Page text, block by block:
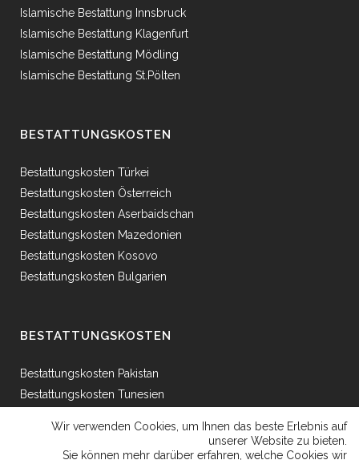
Islamische Bestattung Innsbruck
Islamische Bestattung Klagenfurt
Islamische Bestattung Mödling
Islamische Bestattung St.Pölten
BESTATTUNGSKOSTEN
Bestattungskosten Türkei
Bestattungskosten Österreich
Bestattungskosten Aserbaidschan
Bestattungskosten Mazedonien
Bestattungskosten Kosovo
Bestattungskosten Bulgarien
BESTATTUNGSKOSTEN
Bestattungskosten Pakistan
Bestattungskosten Tunesien
Bestattungskosten Griechenland
Bestattungskosten Bosnien
Wir verwenden Cookies, um Ihnen das beste Erlebnis auf
unserer Website zu bieten.
Sie können mehr darüber erfahren, welche Cookies wir